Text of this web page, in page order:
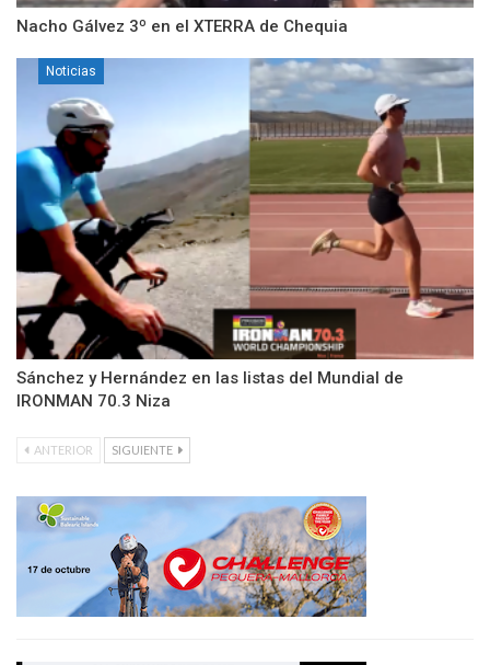
Nacho Gálvez 3º en el XTERRA de Chequia
Noticias
Sánchez y Hernández en las listas del Mundial de
IRONMAN 70.3 Niza
ANTERIOR SIGUIENTE